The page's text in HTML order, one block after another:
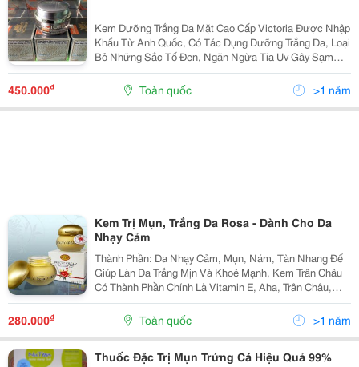
Kem Dưỡng Trắng Da Mặt Cao Cấp Victoria Được Nhập
Khẩu Từ Anh Quốc, Có Tác Dụng Dưỡng Trắng Da, Loại
Bỏ Những Sắc Tố Đen, Ngăn Ngừa Tia Uv Gây Sạm
Nám Da, Ngoài Ra Còn Chống Nắng Hiệu Quả Rất Cao,
Làm Phai Vết Nám Mờ Tàn Nhang Đặc Trị Mụn, Ngăn
450.000₫ Toàn quốc >1 năm
Kem Trị Mụn, Trắng Da Rosa - Dành Cho Da
Nhạy Cảm
Thành Phần: Da Nhạy Cảm, Mụn, Nám, Tàn Nhang Để
Giúp Làn Da Trắng Mịn Và Khoẻ Mạnh, Kem Trân Châu
Có Thành Phần Chính Là Vitamin E, Aha, Trân Châu,
Cây Lô Hội Tự Nhiên, Dầu Chồi Cây Lúa Mì, Chất Của
Cây Cảm Thảo. * Công Dụng: Từ Đó, Sản Phẩm Này
280.000₫ Toàn quốc >1 năm
Thuốc Đặc Trị Mụn Trứng Cá Hiệu Quả 99%